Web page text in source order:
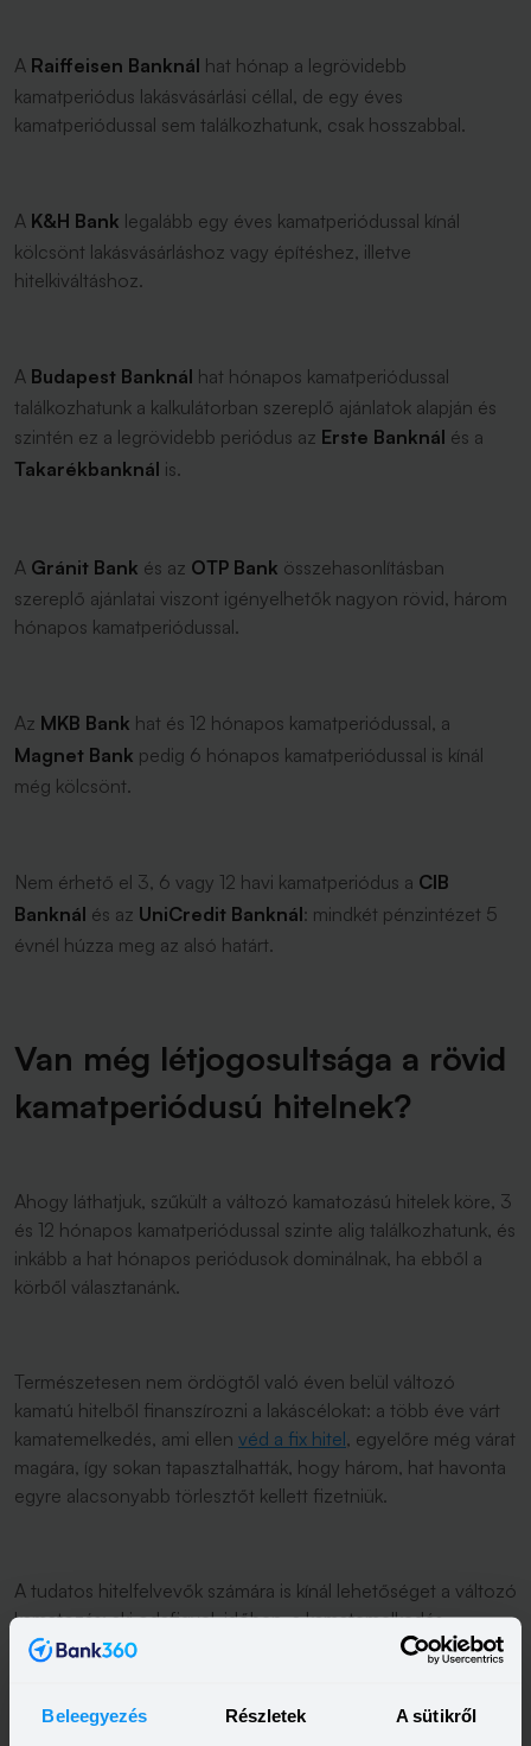
Beleegyezés Részletek A sütikről
A Raiffeisen Banknál hat hónap a legrövidebb
kamatperiódus lakásvásárlási céllal, de egy éves
kamatperiódussal sem találkozhatunk, csak hosszabbal.
A K&H Bank legalább egy éves kamatperiódussal kínál
kölcsönt lakásvásárláshoz vagy építéshez, illetve
hitelkiváltáshoz.
A Budapest Banknál hat hónapos kamatperiódussal
találkozhatunk a kalkulátorban szereplő ajánlatok alapján és
szintén ez a legrövidebb periódus az Erste Banknál és a
Takarékbanknál is.
A Gránit Bank és az OTP Bank összehasonlításban
szereplő ajánlatai viszont igényelhetők nagyon rövid, három
hónapos kamatperiódussal.
Az MKB Bank hat és 12 hónapos kamatperiódussal, a
Magnet Bank pedig 6 hónapos kamatperiódussal is kínál
még kölcsönt.
Nem érhető el 3, 6 vagy 12 havi kamatperiódus a CIB
Banknál és az UniCredit Banknál: mindkét pénzintézet 5
évnél húzza meg az alsó határt.
Van még létjogosultsága a rövid
kamatperiódusú hitelnek?
Ahogy láthatjuk, szűkült a változó kamatozású hitelek köre, 3
és 12 hónapos kamatperiódussal szinte alig találkozhatunk, és
inkább a hat hónapos periódusok dominálnak, ha ebből a
körből választanánk.
Természetesen nem ördögtől való éven belül változó
kamatú hitelből finanszírozni a lakáscélokat: a több éve várt
kamatemelkedés, ami ellen véd a fix hitel, egyelőre még várat
magára, így sokan tapasztalhatták, hogy három, hat havonta
egyre alacsonyabb törlesztőt kellett fizetniük.
A tudatos hitelfelvevők számára is kínál lehetőséget a változó
kamatozás: aki odafigyel, időben, a kamatemelkedés
beindulásával áttérhet akár
végig fix kamatozásra, amivel megóvhatja magát az
emelkedő törlesztőktől. Amíg viszont nem indul be a mutatók